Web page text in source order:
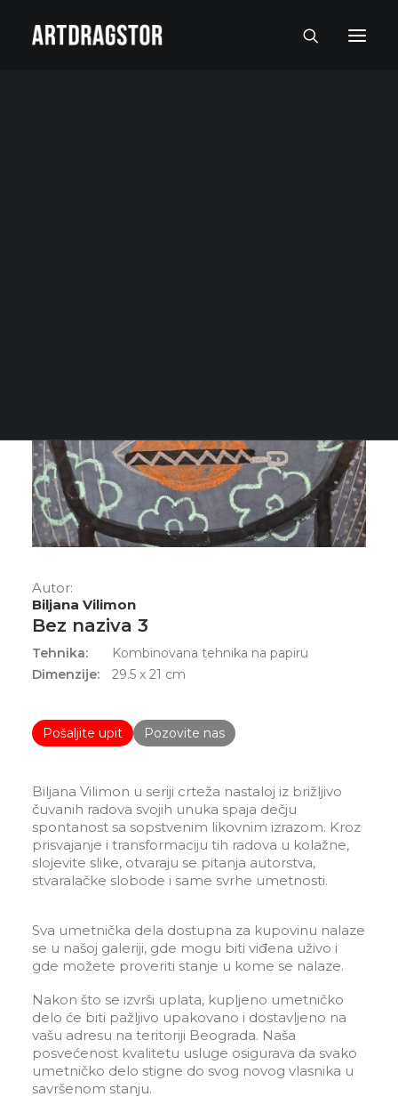
Autor:
Biljana Vilimon
Bez naziva 3
Tehnika:
Kombinovana tehnika na papiru
Dimenzije:
29.5 x 21 cm
Pošaljite upit Pozovite nas
Biljana Vilimon u seriji crteža nastaloj iz brižljivo
čuvanih radova svojih unuka spaja dečju
spontanost sa sopstvenim likovnim izrazom. Kroz
prisvajanje i transformaciju tih radova u kolažne,
slojevite slike, otvaraju se pitanja autorstva,
stvaralačke slobode i same svrhe umetnosti.
Sva umetnička dela dostupna za kupovinu nalaze
se u našoj galeriji, gde mogu biti viđena uživo i
gde možete proveriti stanje u kome se nalaze.
Nakon što se izvrši uplata, kupljeno umetničko
delo će biti pažljivo upakovano i dostavljeno na
vašu adresu na teritoriji Beograda. Naša
posvećenost kvalitetu usluge osigurava da svako
umetničko delo stigne do svog novog vlasnika u
savršenom stanju.